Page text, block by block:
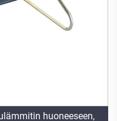
huoneeseen,